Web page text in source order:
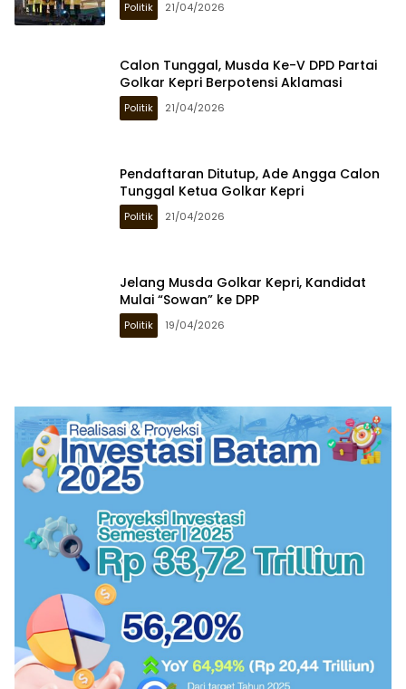
Politik 21/04/2026
Calon Tunggal, Musda Ke-V DPD Partai
Golkar Kepri Berpotensi Aklamasi
Politik 21/04/2026
Pendaftaran Ditutup, Ade Angga Calon
Tunggal Ketua Golkar Kepri
Politik 21/04/2026
Jelang Musda Golkar Kepri, Kandidat
Mulai “Sowan” ke DPP
Politik 19/04/2026